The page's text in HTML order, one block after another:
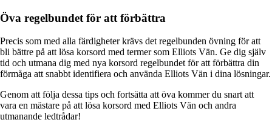
Öva regelbundet för att förbättra
Precis som med alla färdigheter krävs det regelbunden övning för att
bli bättre på att lösa korsord med termer som Elliots Vän. Ge dig själv
tid och utmana dig med nya korsord regelbundet för att förbättra din
förmåga att snabbt identifiera och använda Elliots Vän i dina lösningar.
Genom att följa dessa tips och fortsätta att öva kommer du snart att
vara en mästare på att lösa korsord med Elliots Vän och andra
utmanande ledtrådar!